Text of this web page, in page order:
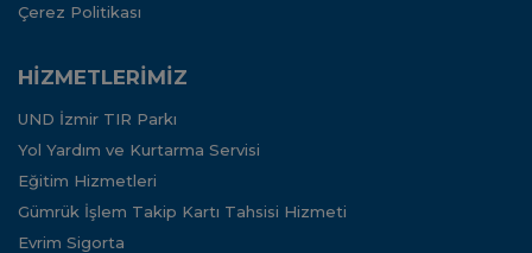
Çerez Politikası
HİZMETLERİMİZ
UND İzmir TIR Parkı
Yol Yardım ve Kurtarma Servisi
Eğitim Hizmetleri
Gümrük İşlem Takip Kartı Tahsisi Hizmeti
Evrim Sigorta